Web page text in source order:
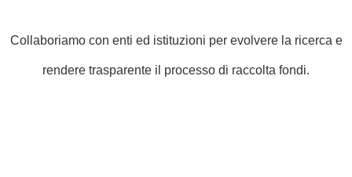
Collaboriamo con enti ed istituzioni per evolvere la ricerca e
rendere trasparente il processo di raccolta fondi.